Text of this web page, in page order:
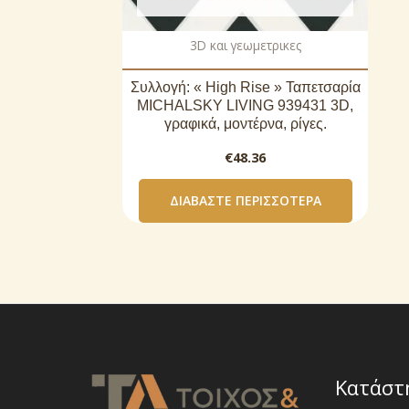
3D και γεωμετρικες
Συλλογή: « High Rise » Ταπετσαρία
MICHALSKY LIVING 939431 3D,
γραφικά, μοντέρνα, ρίγες.
€48.36
ΔΙΑΒΆΣΤΕ ΠΕΡΙΣΣΌΤΕΡΑ